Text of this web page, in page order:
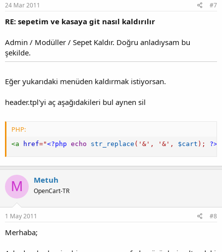
24 Mar 2011 #7
RE: sepetim ve kasaya git nasıl kaldırılır
Admin / Modüller / Sepet Kaldır. Doğru anladıysam bu
şekilde.
Eğer yukarıdaki menüden kaldırmak istiyorsan.
header.tpl'yi aç aşağıdakileri bul aynen sil
PHP:
<a href="<?php echo str_replace ( '&' , '&' , $cart ) ; ?>
M Metuh
OpenCart-TR
1 May 2011 #8
Merhaba;